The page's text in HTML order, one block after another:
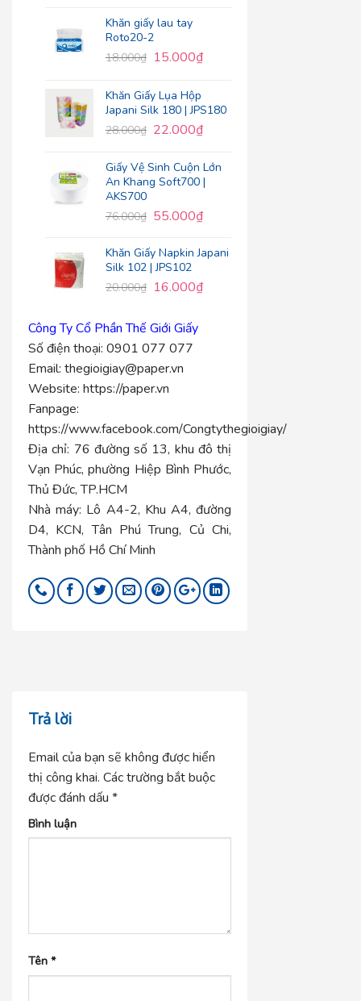
Khăn giấy lau tay
Roto20-2
18.000₫ 15.000₫
Khăn Giấy Lụa Hộp
Japani Silk 180 | JPS180
28.000₫ 22.000₫
Giấy Vệ Sinh Cuộn Lớn
An Khang Soft700 |
AKS700
76.000₫ 55.000₫
Khăn Giấy Napkin Japani
Silk 102 | JPS102
20.000₫ 16.000₫
Công Ty Cổ Phần Thế Giới Giấy
Số điện thoại: 0901 077 077
Email: thegioigiay@paper.vn
Website: https://paper.vn
Fanpage:
https://www.facebook.com/Congtythegioigiay/
Địa chỉ: 76 đường số 13, khu đô thị
Vạn Phúc, phường Hiệp Bình Phước,
Thủ Đức, TP.HCM
Nhà máy: Lô A4-2, Khu A4, đường
D4, KCN, Tân Phú Trung, Củ Chi,
Thành phố Hồ Chí Minh
Trả lời
Email của bạn sẽ không được hiển
thị công khai. Các trường bắt buộc
được đánh dấu *
Bình luận
Tên *